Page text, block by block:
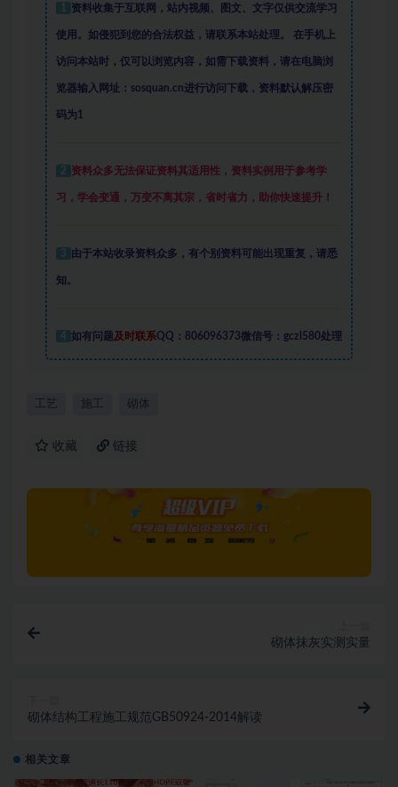
1 资料收集于互联网 ， 站内视频、图文、文字仅供交流学习
使用。如侵犯到您的合法权益，请联系本站处理。 在手机上
访问本站时，仅可以浏览内容，如需下载资料，请在电脑浏
览器输入网址：sosquan.cn进行访问下载， 资料默认解压密
码为1
2 资料众多无法保证资料其适用性，资料实例 用于参考学
习，学会变通，万变不离其宗，省时省力，助你快速提升！
3 由于本站收录资料众多，有个别资料可能出现重复，请悉
知。
4 如有问题 及时联系QQ：806096373微信号：gczl580处理
工艺 施工 砌体
收藏 链接
砌体抹灰实测实量
砌体结构工程施工规范GB50924-2014解读
相关文章